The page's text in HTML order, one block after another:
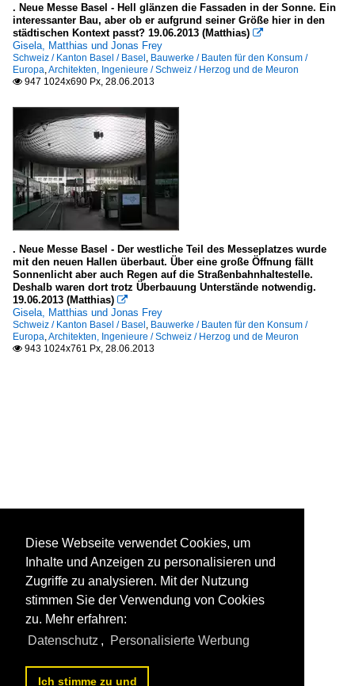
. Neue Messe Basel - Hell glänzen die Fassaden in der Sonne. Ein
interessanter Bau, aber ob er aufgrund seiner Größe hier in den
städtischen Kontext passt? 19.06.2013 (Matthias) 
Gisela, Matthias und Jonas Frey
Schweiz / Kanton Basel / Basel Bauwerke / Bauten für den Konsum /
Europa Architekten, Ingenieure / Schweiz / Herzog und de Meuron
 947 1024x690 Px, 28.06.2013
. Neue Messe Basel - Der westliche Teil des Messeplatzes wurde
mit den neuen Hallen überbaut. Über eine große Öffnung fällt
Sonnenlicht aber auch Regen auf die Straßenbahnhaltestelle.
Deshalb waren dort trotz Überbauung Unterstände notwendig.
19.06.2013 (Matthias) 
Gisela, Matthias und Jonas Frey
Schweiz / Kanton Basel / Basel Bauwerke / Bauten für den Konsum /
Europa Architekten, Ingenieure / Schweiz / Herzog und de Meuron
 943 1024x761 Px, 28.06.2013
Diese Webseite verwendet Cookies, um
Inhalte und Anzeigen zu personalisieren und
Zugriffe zu analysieren. Mit der Nutzung
stimmen Sie der Verwendung von Cookies
zu. Mehr erfahren:
Datenschutz , Personalisierte Werbung
Ich stimme zu und